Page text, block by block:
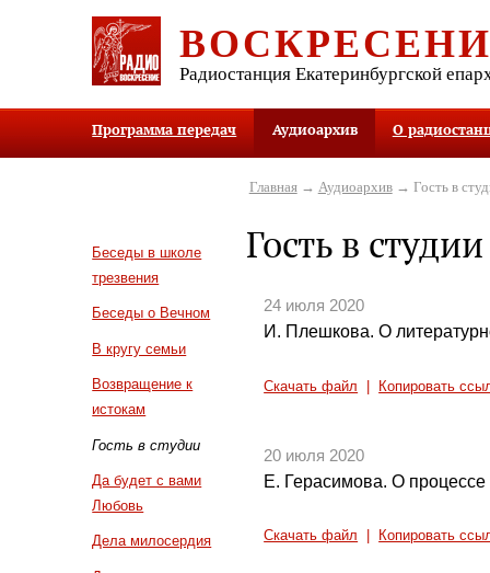
Радиостанция Екатеринбургской
Программа передач Аудиоархив О
Беседы в школе
трезвения
Беседы о Вечном
В кругу семьи
Возвращение к
истокам
Гость в студии
Да будет с вами
Любовь
Дела милосердия
Главная→ Аудиоархив→ Гость в
Гость в студии
24 июля 2020
И. Плешкова. О
Скачать файл Копировать
20 июля 2020
Е. Герасимова. О процессе
Скачать файл Копировать